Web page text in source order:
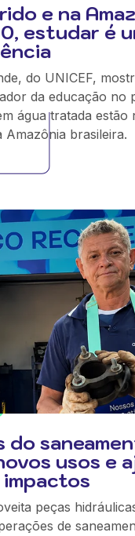
e na
estudar é
do UNICEF,
da educação no
água tratada estão
Amazônia brasileira.
do
usos e
peças
de